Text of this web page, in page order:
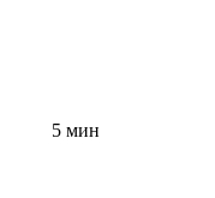
5 мин